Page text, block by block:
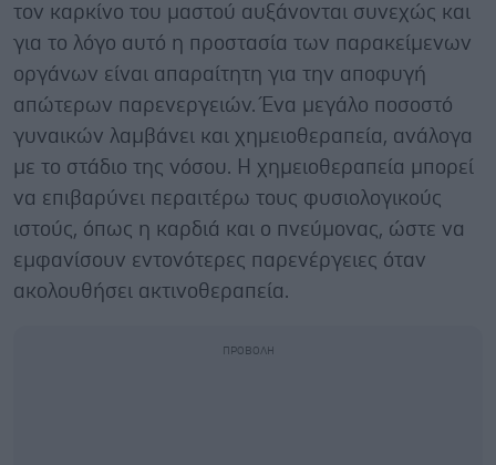
τον καρκίνο του μαστού αυξάνονται συνεχώς και
για το λόγο αυτό η προστασία των παρακείμενων
οργάνων είναι απαραίτητη για την αποφυγή
απώτερων παρενεργειών. Ένα μεγάλο ποσοστό
γυναικών λαμβάνει και χημειοθεραπεία, ανάλογα
με το στάδιο της νόσου. Η χημειοθεραπεία μπορεί
να επιβαρύνει περαιτέρω τους φυσιολογικούς
ιστούς, όπως η καρδιά και ο πνεύμονας, ώστε να
εμφανίσουν εντονότερες παρενέργειες όταν
ακολουθήσει ακτινοθεραπεία.